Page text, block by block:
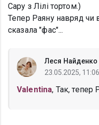
Сару з Лілі тортом.)
Тепер Раяну навряд чи
сказала "фас"...
Леся Найденко
23.05.2025,
Valentina, Так, тепер